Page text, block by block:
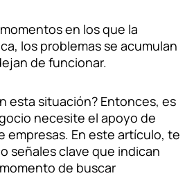
en los que la
los problemas se acumulan
de funcionar.
esta situación? Entonces, es
necesite el apoyo de
empresas. En este artículo, te
señales clave que indican
de buscar